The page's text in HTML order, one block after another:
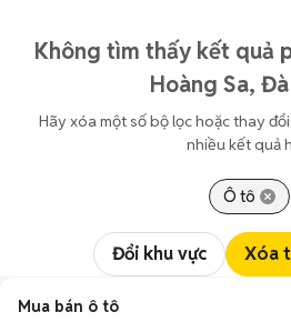
Không tìm thấy kết quả
Hoàng Sa,
Hãy xóa một số bộ lọc hoặc thay
nhiều kết quả
Ô tô
Đổi khu vực Xóa
Mua bán ô tô